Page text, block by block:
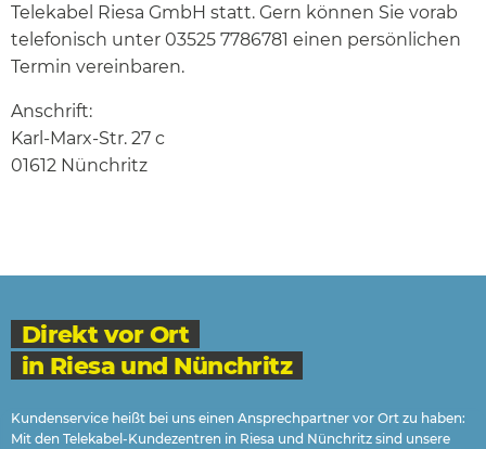
Telekabel Riesa GmbH statt. Gern können Sie vorab
telefonisch unter 03525 7786781 einen persönlichen
Termin vereinbaren.
Anschrift:
Karl-Marx-Str. 27 c
01612 Nünchritz
Direkt vor Ort
in Riesa und Nünchritz
Kundenservice heißt bei uns einen Ansprechpartner vor Ort zu haben:
Mit den Telekabel-Kundezentren in Riesa und Nünchritz sind unsere